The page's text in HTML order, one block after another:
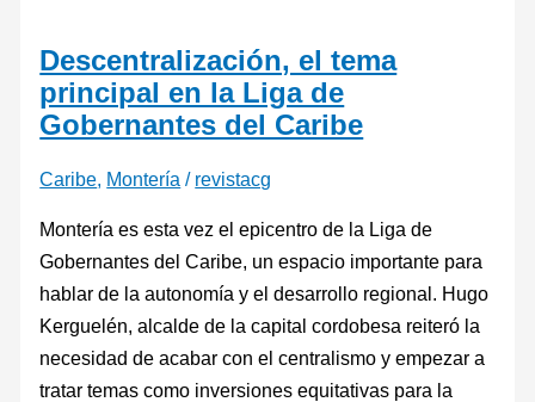
Descentralización, el tema
principal en la Liga de
Gobernantes del Caribe
Caribe, Montería / revistacg
Montería es esta vez el epicentro de la Liga de
Gobernantes del Caribe, un espacio importante para
hablar de la autonomía y el desarrollo regional. Hugo
Kerguelén, alcalde de la capital cordobesa reiteró la
necesidad de acabar con el centralismo y empezar a
tratar temas como inversiones equitativas para la